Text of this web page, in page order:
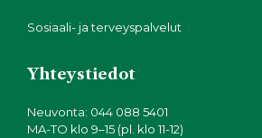
Sosiaali- ja terveyspalvelut
Yhteystiedot
Neuvonta: 044 088 5401
MA-TO klo 9–15 (pl. klo 11-12)